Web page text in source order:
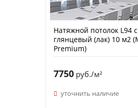
Натяжной потолок L94
глянцевый (лак) 10 м2
Premium)
7750руб./м²
уточнить наличие